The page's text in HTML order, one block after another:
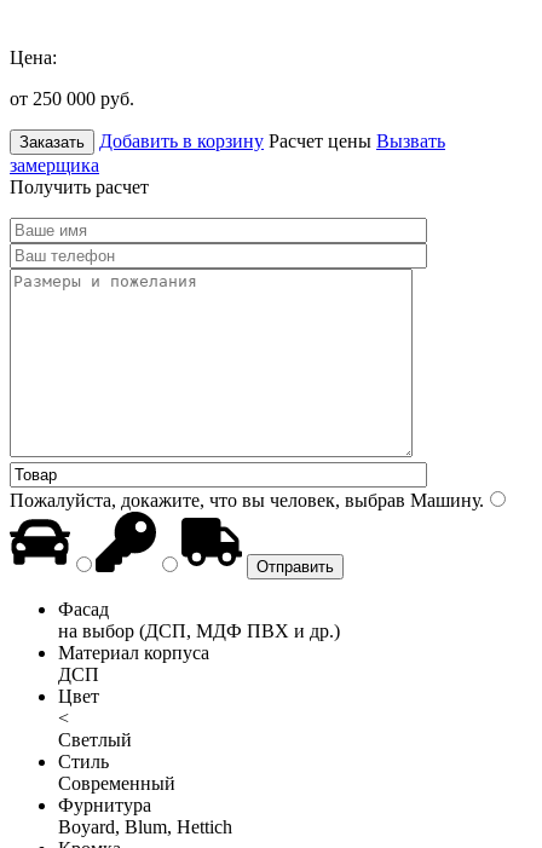
Цена:
от 250 000 руб.
Заказать Добавить в корзину Расчет цены Вызвать
замерщика
Получить расчет
Пожалуйста, докажите, что вы человек, выбрав Машину.
Фасад
на выбор (ДСП, МДФ ПВХ и др.)
Материал корпуса
ДСП
Цвет
<
Светлый
Стиль
Современный
Фурнитура
Boyard, Blum, Hettich